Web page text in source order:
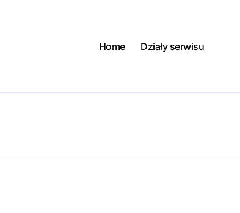
Home Działy serwisu